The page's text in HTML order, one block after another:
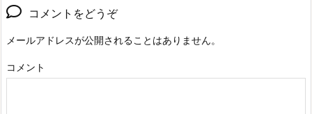
コメントをどうぞ
メールアドレスが公開されることはありません。
コメント